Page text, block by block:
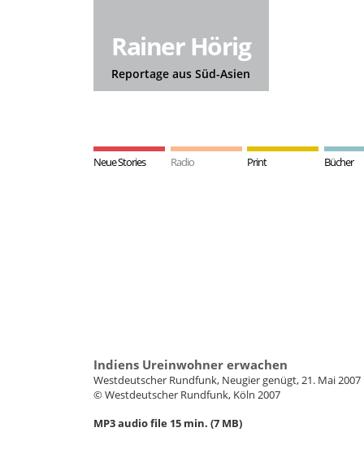
Rainer Hörig
Reportage aus Süd-Asien
Neue Stories Radio Print Bücher
Indiens Ureinwohner erwachen
Westdeutscher Rundfunk, Neugier genügt, 21. Mai 2007
© Westdeutscher Rundfunk, Köln 2007
MP3 audio file 15 min. (7 MB)